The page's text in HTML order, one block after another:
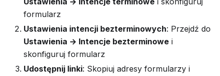
formularz
Ustawienia intencji bezterminowych: Przejdź do
Ustawienia → Intencje bezterminowe i
skonfiguruj formularz
Udostępnij linki: Skopiuj adresy formularzy i